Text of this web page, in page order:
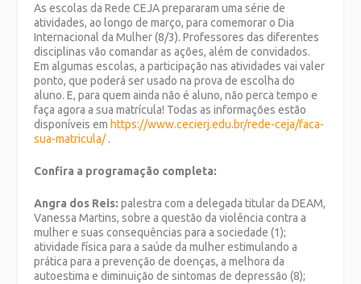
As escolas da Rede CEJA prepararam uma série de
atividades, ao longo de março, para comemorar o Dia
Internacional da Mulher (8/3). Professores das diferentes
disciplinas vão comandar as ações, além de convidados.
Em algumas escolas, a participação nas atividades vai valer
ponto, que poderá ser usado na prova de escolha do
aluno. E, para quem ainda não é aluno, não perca tempo e
faça agora a sua matrícula! Todas as informações estão
disponíveis emhttps://www.cecierj.edu.br/rede-ceja/faca-
sua-matricula/.
Confira a programação completa:
Angra dos Reis:palestra com a delegada titular da DEAM,
Vanessa Martins, sobre a questão da violência contra a
mulher e suas consequências para a sociedade (1);
atividade física para a saúde da mulher estimulando a
prática para a prevenção de doenças, a melhora da
autoestima e diminuição de sintomas de depressão (8);